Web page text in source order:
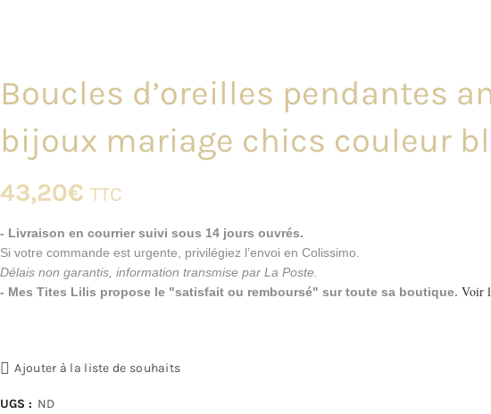
Boucles d’oreilles pendantes
bijoux mariage chics couleur
43,20€ TTC
- Livraison en courrier suivi sous 14 jours ouvrés.
Si votre commande est urgente, privilégiez l’envoi en Colissimo.
Délais non garantis, information transmise par La Poste.
- Mes Tites Lilis propose le "satisfait ou remboursé" sur toute sa boutique. Voir
Ajouter à la liste de souhaits
UGS : ND